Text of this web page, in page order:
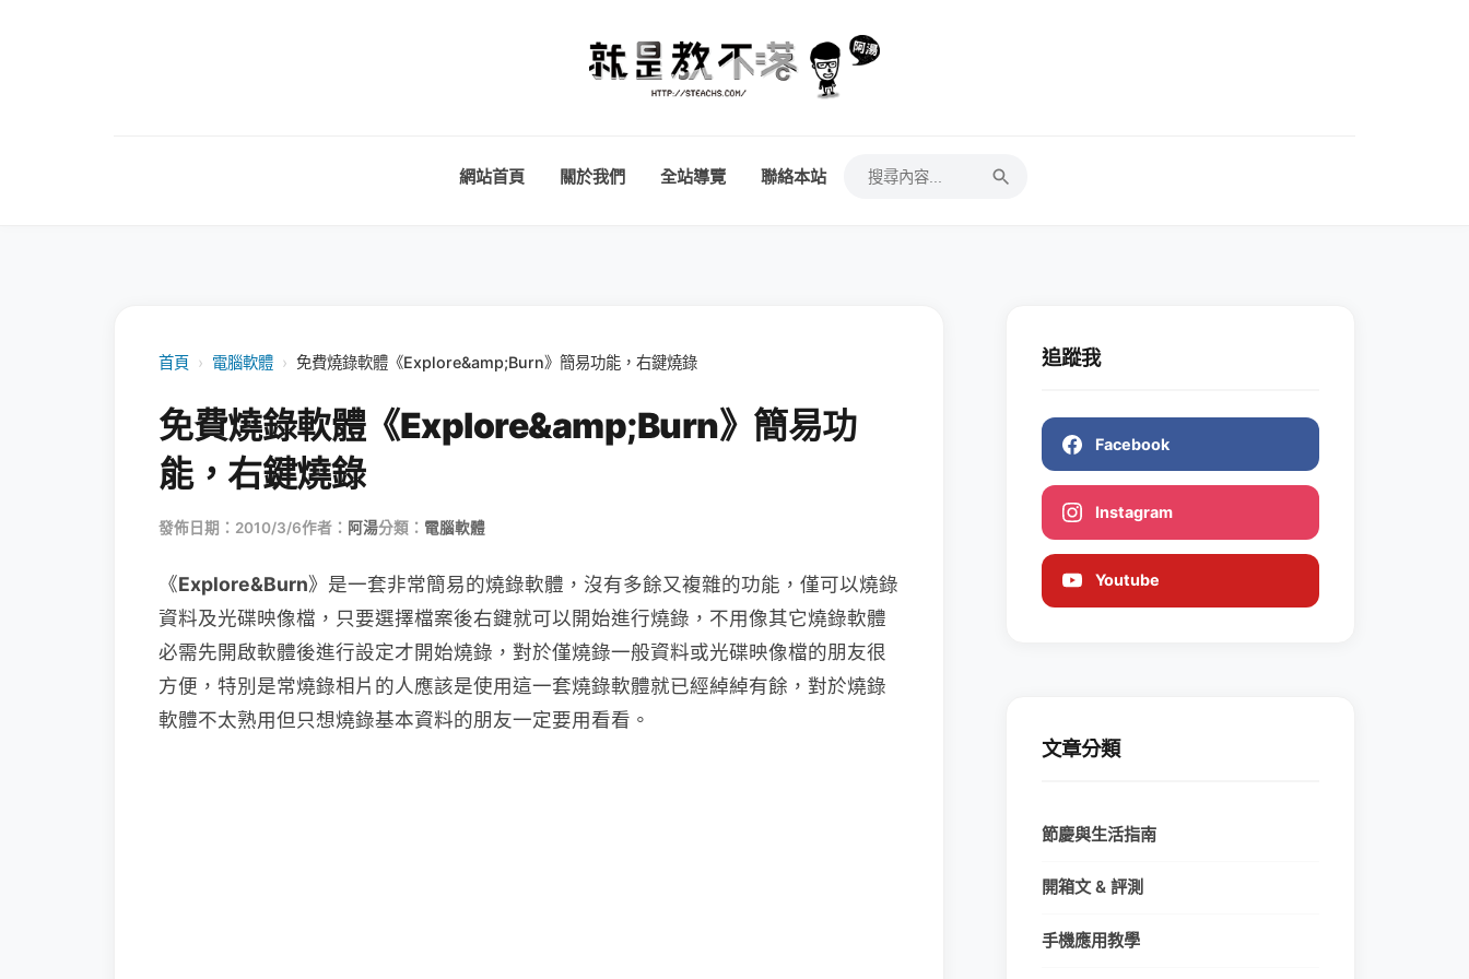
網站首頁 關於我們 全站導覽 聯絡本站
首頁 › 電腦軟體 › 免費燒錄軟體《Explore&amp;Burn》簡易功能，右鍵燒錄
免費燒錄軟體《Explore&amp;Burn》簡易功
能，右鍵燒錄
發佈日期：2010/3/6作者： 阿湯分類： 電腦軟體
《Explore&Burn》是一套非常簡易的燒錄軟體，沒有多餘又複雜的功能，僅可以燒錄
資料及光碟映像檔，只要選擇檔案後右鍵就可以開始進行燒錄，不用像其它燒錄軟體
必需先開啟軟體後進行設定才開始燒錄，對於僅燒錄一般資料或光碟映像檔的朋友很
方便，特別是常燒錄相片的人應該是使用這一套燒錄軟體就已經綽綽有餘，對於燒錄
軟體不太熟用但只想燒錄基本資料的朋友一定要用看看。
追蹤我
Facebook
Instagram
Youtube
文章分類
節慶與生活指南
開箱文 & 評測
手機應用教學